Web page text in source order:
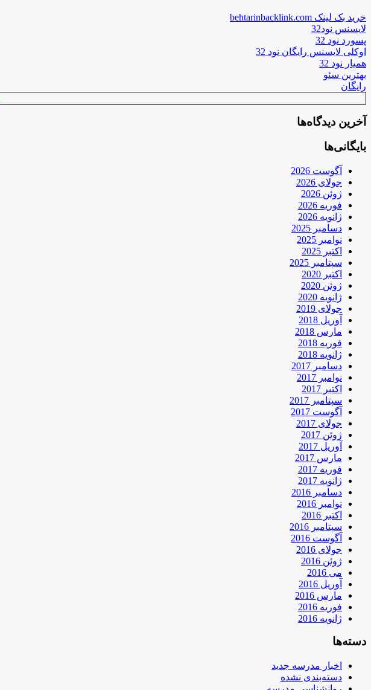
خرید بک لینک behtarinbacklink.com
لایسنس نود32
پسورد نود 32
اوکلی لایسنس رایگان نود 32
همیار نود 32
بهترین سئو
رایگان
آخرین دیدگاه‌ها
بایگانی‌ها
آگوست 2026
جولای 2026
ژوئن 2026
فوریه 2026
ژانویه 2026
دسامبر 2025
نوامبر 2025
اکتبر 2025
سپتامبر 2025
اکتبر 2020
ژوئن 2020
ژانویه 2020
جولای 2019
آوریل 2018
مارس 2018
فوریه 2018
ژانویه 2018
دسامبر 2017
نوامبر 2017
اکتبر 2017
سپتامبر 2017
آگوست 2017
جولای 2017
ژوئن 2017
آوریل 2017
مارس 2017
فوریه 2017
ژانویه 2017
دسامبر 2016
نوامبر 2016
اکتبر 2016
سپتامبر 2016
آگوست 2016
جولای 2016
ژوئن 2016
می 2016
آوریل 2016
مارس 2016
فوریه 2016
ژانویه 2016
دسته‌ها
اخبار مدرسه جدید
دسته‌بندی نشده